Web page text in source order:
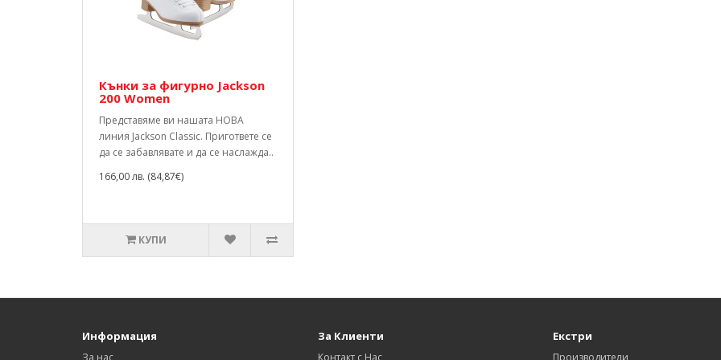
Кънки за фигурно Jackson
200 Women
Представяме ви нашата НОВА
линия Jackson Classic. Пригответе се
да се забавлявате и да се наслажда..
166,00 лв. (84,87€)
КУПИ
Информация
За нас
За Клиенти
Контакт с Нас
Екстри
Производители